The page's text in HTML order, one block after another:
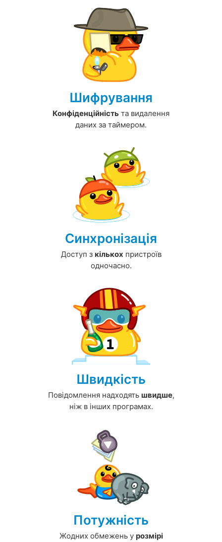
Шифрування
Конфіденційність та видалення
даних за таймером.
Синхронізація
Доступ з кількох пристроїв
одночасно.
Швидкість
Повідомлення надходять швидше,
ніж в інших програмах.
Потужність
Жодних обмежень у розмірі